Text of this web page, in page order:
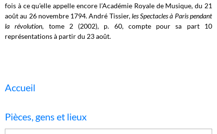
fois à ce qu’elle appelle encore l’Académie Royale de Musique, du 21
août au 26 novembre 1794. André Tissier,les Spectacles à Paris pendant
la révolution, tome 2 (2002), p. 60, compte pour sa part 10
représentations à partir du 23 août.
Accueil
Pièces, gens et lieux